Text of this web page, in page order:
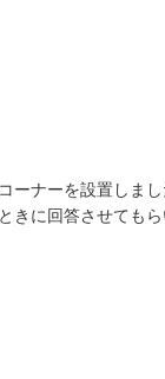
ーナーを設置しま
きに回答させても